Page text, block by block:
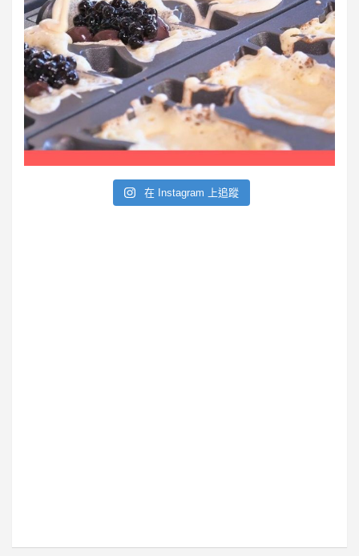
在 Instagram 上追蹤